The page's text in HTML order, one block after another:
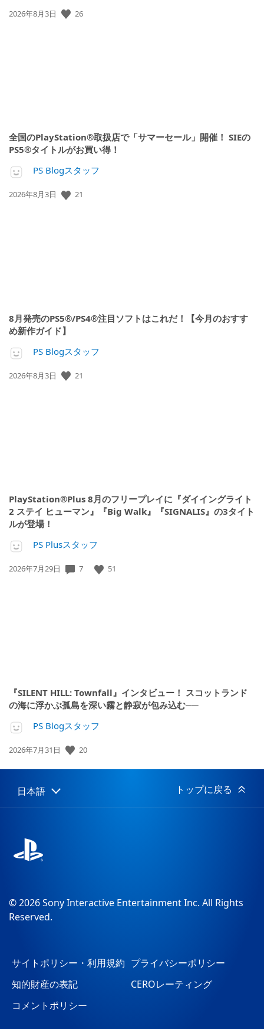
公
2026年8月3日 26
全国のPlayStation®取扱店で「サマーセール」開催！ SIEの
PS5®タイトルがお買い得！
PS Blogスタッフ
公
2026年8月3日 21
8月発売のPS5®/PS4®注目ソフトはこれだ！【今月のおすす
め新作ガイド】
PS Blogスタッフ
公
2026年8月3日 21
PlayStation®Plus 8月のフリープレイに『ダイイングライト
2 ステイ ヒューマン』『Big Walk』『SIGNALIS』の3タイト
ルが登場！
PS Plusスタッフ
公
2026年7月29日 7 51
『SILENT HILL: Townfall』インタビュー！ スコットランド
の海に浮かぶ孤島を深い霧と静寂が包み込む──
PS Blogスタッフ
公
日:
2026年7月31日 20
Select
a
Current
region:
日本語 トップに戻る
© 2026 Sony Interactive Entertainment Inc. All Rights
Reserved.
サイトポリシー・利用規約 プライバシーポリシー
知的財産の表記
CEROレーティング
コメントポリシー